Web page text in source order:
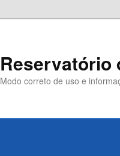
Reservatório
Modo correto de uso e